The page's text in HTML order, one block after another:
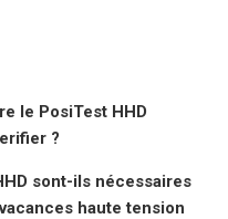
le PosiTest HHD
?
sont-ils nécessaires
haute tension